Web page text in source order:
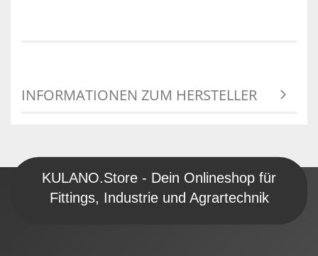
INFORMATIONEN ZUM HERSTELLER
KULANO.Store - Dein Onlineshop für
Fittings, Industrie und Agrartechnik